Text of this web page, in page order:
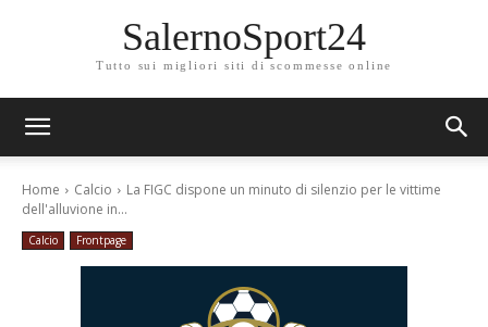
SalernoSport24
Tutto sui migliori siti di scommesse online
Home Calcio
La FIGC dispone un minuto di silenzio per le vittime
dell'alluvione in...
Calcio Frontpage